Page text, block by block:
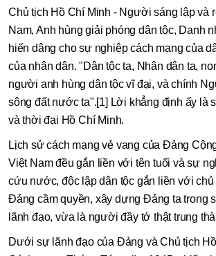
Chủ tịch Hồ Chí Minh - Người sáng lập và
Nam, Anh hùng giải phóng dân tộc, Danh
hiến dâng cho sự nghiệp cách mạng của
của nhân dân. "Dân tộc ta, Nhân dân ta,
người anh hùng dân tộc vĩ đại, và chính
sông đất nước ta".[1] Lời khẳng định ấy là
và thời đại Hồ Chí Minh.
Lịch sử cách mạng vẻ vang của Đảng
Việt Nam đều gắn liền với tên tuổi và sự
cứu nước, độc lập dân tộc gắn liền với
Đảng cầm quyền, xây dựng Đảng ta trong
lãnh đạo, vừa là người đầy tớ thật trung
Dưới sự lãnh đạo của Đảng và Chủ tịch